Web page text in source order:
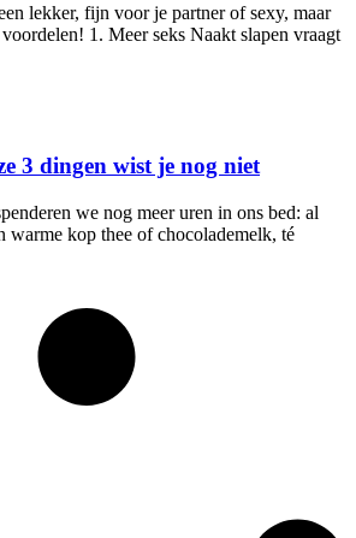
lekker, fijn voor je partner of sexy, maar
1. Meer seks Naakt slapen vraagt
3 dingen wist je nog niet
we nog meer uren in ons bed: al
kop thee of chocolademelk, té